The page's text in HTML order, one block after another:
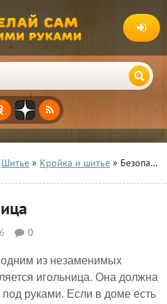
Шитье » Кройка и шитье » Безопасная игольница
0
из незаменимых
игольница. Она должна
руками. Если в доме есть